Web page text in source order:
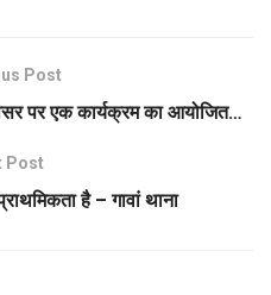
Post
पर एक कार्यक्रम का आयोजित…
Post
है – गावां थाना